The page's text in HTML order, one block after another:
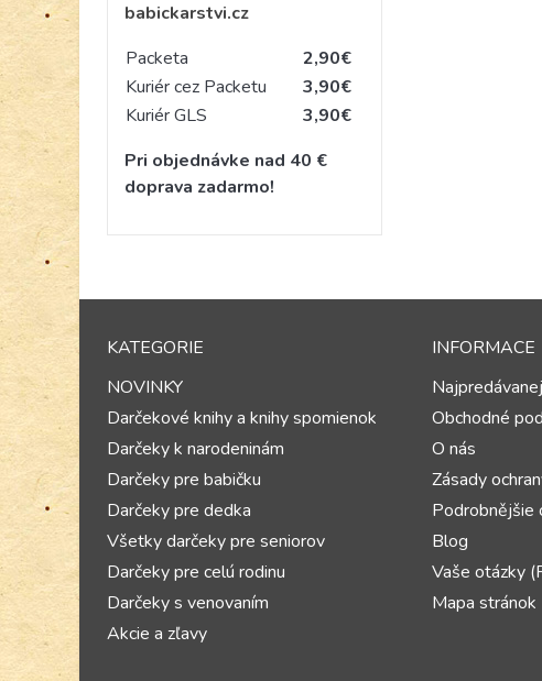
babickarstvi.cz
Packeta
2,90€
Kuriér cez Packetu
3,90€
Kuriér GLS
3,90€
Pri objednávke nad 40 €
doprava zadarmo!
KATEGORIE
NOVINKY
Darčekové knihy a knihy spomienok
Darčeky k narodeninám
Darčeky pre babičku
Darčeky pre dedka
Všetky darčeky pre seniorov
Darčeky pre celú rodinu
Darčeky s venovaním
Akcie a zľavy
INFORMACE
Obchodné
O nás
Zásady
Podrobnějšie
Blog
Vaše otázky
Mapa stránok